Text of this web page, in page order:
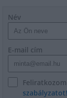
Név
E-mail cím
szabályzatot!